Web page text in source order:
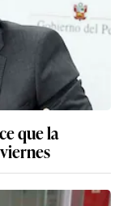
que la